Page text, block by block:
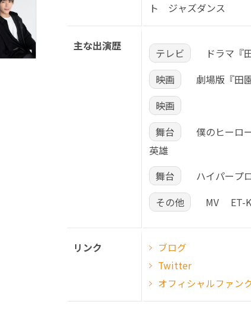
ト ジャズダンス
主な出演歴
テレビ
ドラマ『
映画
劇場版『田
映画
舞台
僕のヒーロ
英雄
舞台
ハイパープ
その他
MV ET-
リンク
ブログ
Twitter
オフィシャルファン